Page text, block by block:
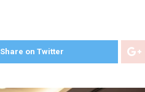
Share on Twitter